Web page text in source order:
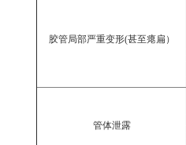
胶管局部严重变形(甚至瘪扁）
管体泄露